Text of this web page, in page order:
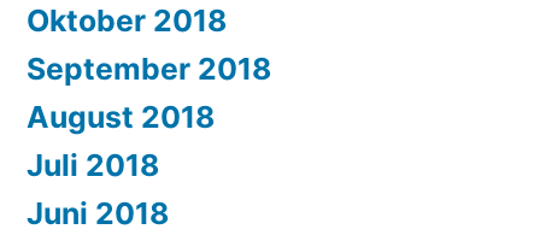
Oktober 2018
September 2018
August 2018
Juli 2018
Juni 2018